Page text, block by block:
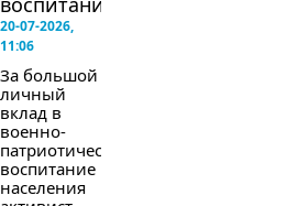
20-07-2026,
11:06
За большой
личный
вклад в
военно-
патриотическое
воспитание
населения